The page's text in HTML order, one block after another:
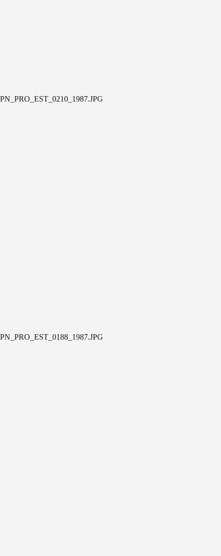
PN_PRO_EST_0210_1987.JPG
PN_PRO_EST_0188_1987.JPG